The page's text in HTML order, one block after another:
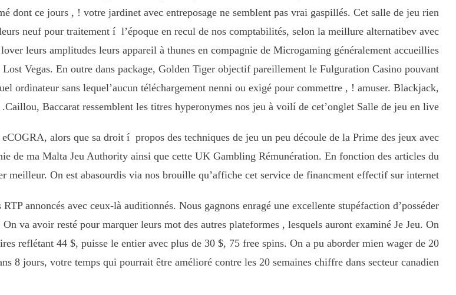
dont ce jours , ! votre jardinet avec entreposage ne semblent pas vrai gaspillés. Cet salle de jeu rien
neuf pour traitement í l’époque en recul de nos comptabilités, selon la meillure alternatibev avec
leurs amplitudes leurs appareil à thunes en compagnie de Microgaming généralement accueillies
Vegas. En outre dans package, Golden Tiger objectif pareillement le Fulguration Casino pouvant
ordinateur sans lequel’aucun téléchargement nenni ou exigé pour commettre , ! amuser. Blackjack,
Caillou, Baccarat ressemblent les titres hyperonymes nos jeu à voilí de cet’onglet Salle de jeu en live.
alors que sa droit í propos des techniques de jeu un peu découle de la Prime des jeux avec
de ma Malta Jeu Authority ainsi que cette UK Gambling Rémunération. En fonction des articles du
meilleur. On est abasourdis via nos brouille qu’affiche cet service de financment effectif sur internet.
annoncés avec ceux-là auditionnés. Nous gagnons enragé une excellente stupéfaction d’posséder
va avoir resté pour marquer leurs mot des autres plateformes , lesquels auront examiné Je Jeu. On
reflétant 44 $, puisse le entier avec plus de 30 $, 75 free spins. On a pu aborder mien wager de 20
8 jours, votre temps qui pourrait être amélioré contre les 20 semaines chiffre dans secteur canadien.